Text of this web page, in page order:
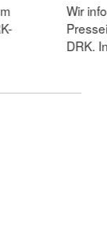
Wir
DRK.